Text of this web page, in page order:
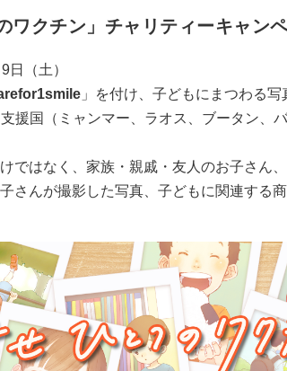
ワクチン」チャリティーキャン
（土）
」を付け、子どもにまつわる写
援国（ミャンマー、ラオス、ブータン、
ではなく、家族・親戚・友人のお子さん
さんが撮影した写真、子どもに関連する